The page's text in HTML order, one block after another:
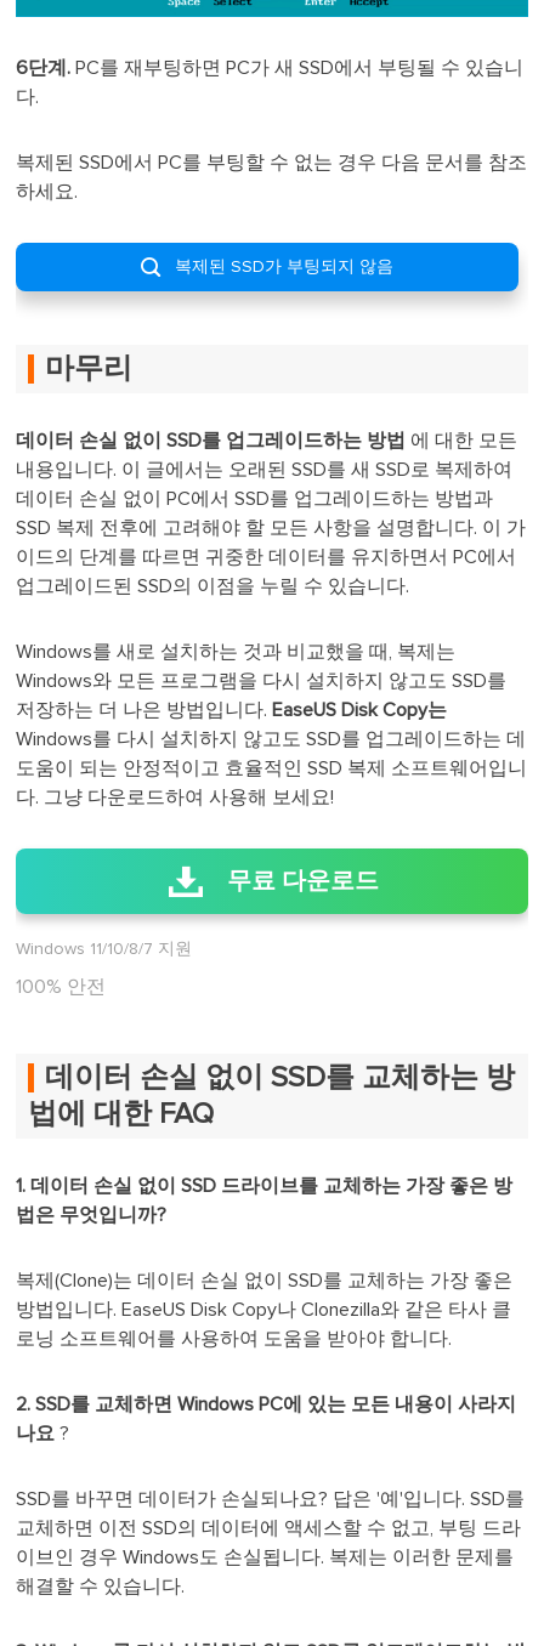
6단계. PC를 재부팅하면 PC가 새 SSD에서 부팅될 수 있습니
다.
복제된 SSD에서 PC를 부팅할 수 없는 경우 다음 문서를 참조
하세요.
 복제된 SSD가 부팅되지 않음
마무리
데이터 손실 없이 SSD를 업그레이드하는 방법 에 대한 모든
내용입니다. 이 글에서는 오래된 SSD를 새 SSD로 복제하여
데이터 손실 없이 PC에서 SSD를 업그레이드하는 방법과
SSD 복제 전후에 고려해야 할 모든 사항을 설명합니다. 이 가
이드의 단계를 따르면 귀중한 데이터를 유지하면서 PC에서
업그레이드된 SSD의 이점을 누릴 수 있습니다.
Windows를 새로 설치하는 것과 비교했을 때, 복제는
Windows와 모든 프로그램을 다시 설치하지 않고도 SSD를
저장하는 더 나은 방법입니다. EaseUS Disk Copy는
Windows를 다시 설치하지 않고도 SSD를 업그레이드하는 데
도움이 되는 안정적이고 효율적인 SSD 복제 소프트웨어입니
다. 그냥 다운로드하여 사용해 보세요!
무료 다운로드
Windows 11/10/8/7 지원
100% 안전
데이터 손실 없이 SSD를 교체하는 방
법에 대한 FAQ
1. 데이터 손실 없이 SSD 드라이브를 교체하는 가장 좋은 방
법은 무엇입니까?
복제(Clone)는 데이터 손실 없이 SSD를 교체하는 가장 좋은
방법입니다. EaseUS Disk Copy나 Clonezilla와 같은 타사 클
로닝 소프트웨어를 사용하여 도움을 받아야 합니다.
2. SSD를 교체하면 Windows PC에 있는 모든 내용이 사라지
나요 ?
SSD를 바꾸면 데이터가 손실되나요? 답은 '예'입니다. SSD를
교체하면 이전 SSD의 데이터에 액세스할 수 없고, 부팅 드라
이브인 경우 Windows도 손실됩니다. 복제는 이러한 문제를
해결할 수 있습니다.